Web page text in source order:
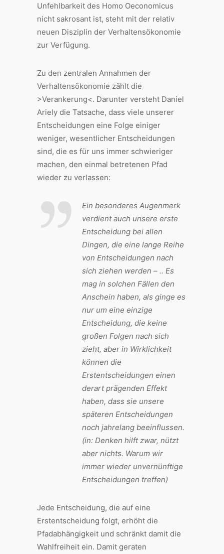
Unfehlbarkeit des Homo Oeconomicus
nicht sakrosant ist, steht mit der relativ
neuen Disziplin der Verhaltensökonomie
zur Verfügung.
Zu den zentralen Annahmen der
Verhaltensökonomie zählt die
>Verankerung<. Darunter versteht Daniel
Ariely die Tatsache, dass viele unserer
Entscheidungen eine Folge einiger
weniger, wesentlicher Entscheidungen
sind, die es für uns immer schwieriger
machen, den einmal betretenen Pfad
wieder zu verlassen:
Ein besonderes Augenmerk
verdient auch unsere erste
Entscheidung bei allen
Dingen, die eine lange Reihe
von Entscheidungen nach
sich ziehen werden – .. Es
mag in solchen Fällen den
Anschein haben, als ginge es
nur um eine einzige
Entscheidung, die keine
großen Folgen nach sich
zieht, aber in Wirklichkeit
können die
Erstentscheidungen einen
derart prägenden Effekt
haben, dass sie unsere
späteren Entscheidungen
noch jahrelang beeinflussen.
(in: Denken hilft zwar, nützt
aber nichts. Warum wir
immer wieder unvernünftige
Entscheidungen treffen)
Jede Entscheidung, die auf eine
Erstentscheidung folgt, erhöht die
Pfadabhängigkeit und schränkt damit die
Wahlfreiheit ein. Damit geraten